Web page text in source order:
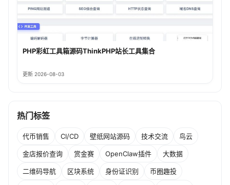
PHP彩虹工具箱源码ThinkPHP站长工具集合
更新 2026-08-03
热门标签
代币销售 CI/CD 壁纸网站源码 技术交流 鸟云
金店报价查询 赏金赛 OpenClaw插件 大数据
二维码导航 区块系统 身份证识别 币圈趣投